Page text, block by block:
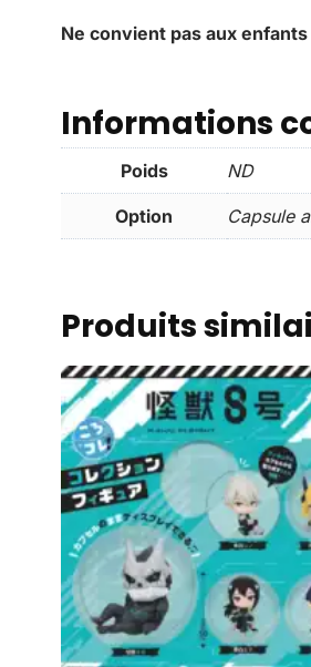
Ne convient pas aux
Informations
Poids ND
Option Capsule
Produits